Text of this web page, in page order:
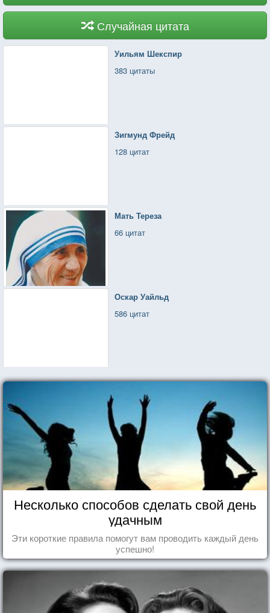
Случайная цитата
Уильям Шекспир
383 цитаты
Зигмунд Фрейд
128 цитат
Мать Тереза
66 цитат
Оскар Уайльд
586 цитат
Несколько способов сделать свой день
удачным
Эти короткие правила помогут вам проводить каждый день
успешно!